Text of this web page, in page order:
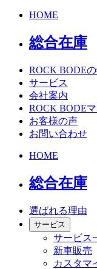
HOME
総合在庫
ROCK BODE
サービス
会社案内
ROCK BODE
お客様の声
お問い合わせ
HOME
総合在庫
選ばれる理由
サービス
サービス
新車販売
カスタマ